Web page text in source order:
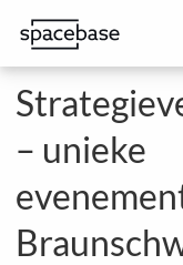
– unieke